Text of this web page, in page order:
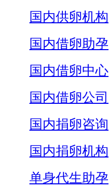
国内供卵机构
国内借卵助孕
国内借卵中心
国内借卵公司
国内捐卵咨询
国内捐卵机构
单身代生助孕